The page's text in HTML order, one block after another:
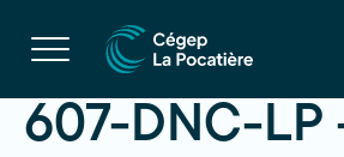
Ouvrir
la
navigation
site
607-DNC-LP